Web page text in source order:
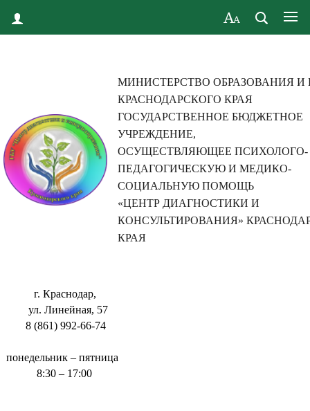
МИНИСТЕРСТВО ОБРАЗОВАНИЯ И
КРАСНОДАРСКОГО КРАЯ
ГОСУДАРСТВЕННОЕ БЮДЖЕТНОЕ
УЧРЕЖДЕНИЕ,
ОСУЩЕСТВЛЯЮЩЕЕ ПСИХОЛОГО-
ПЕДАГОГИЧЕСКУЮ И МЕДИКО-
СОЦИАЛЬНУЮ ПОМОЩЬ
«ЦЕНТР ДИАГНОСТИКИ И
КОНСУЛЬТИРОВАНИЯ»
КРАЯ
г. Краснодар,
ул. Линейная, 57
8 (861) 992-66-74
понедельник – пятница
8:30 – 17:00